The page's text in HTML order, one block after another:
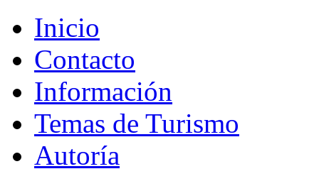
Inicio
Contacto
Información
Temas de Turismo
Autoría